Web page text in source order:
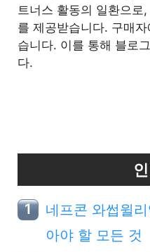
트너스 활동의 일환으로
를 제공받습니다. 구매
습니다. 이를 통해 블로
다.
네프콘 와썹윌
아야 할 모든 것